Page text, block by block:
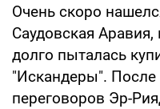
Очень скоро
Саудовская
долго пыталась
"Искандеры". После
переговоров Эр-